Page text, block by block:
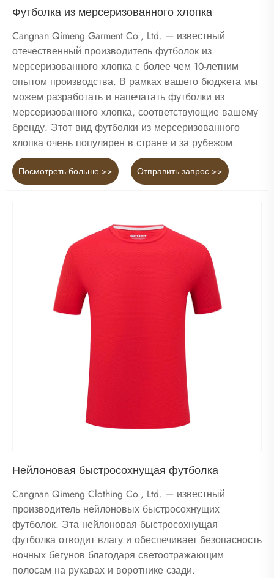
Футболка из мерсеризованного хлопка
Cangnan Qimeng Garment Co., Ltd. — известный
отечественный производитель футболок из
мерсеризованного хлопка с более чем 10-летним
опытом производства. В рамках вашего бюджета мы
можем разработать и напечатать футболки из
мерсеризованного хлопка, соответствующие вашему
бренду. Этот вид футболки из мерсеризованного
хлопка очень популярен в стране и за рубежом.
Посмотреть больше >> Отправить запрос >>
Нейлоновая быстросохнущая футболка
Cangnan Qimeng Clothing Co., Ltd. — известный
производитель нейлоновых быстросохнущих
футболок. Эта нейлоновая быстросохнущая
футболка отводит влагу и обеспечивает безопасность
ночных бегунов благодаря светоотражающим
полосам на рукавах и воротнике сзади.